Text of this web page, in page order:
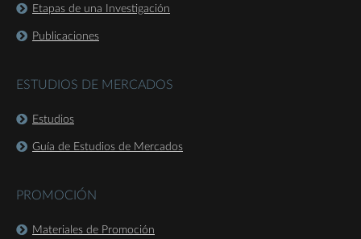
Etapas de una Investigación
Publicaciones
ESTUDIOS DE MERCADOS
Estudios
Guía de Estudios de Mercados
PROMOCIÓN
Materiales de Promoción